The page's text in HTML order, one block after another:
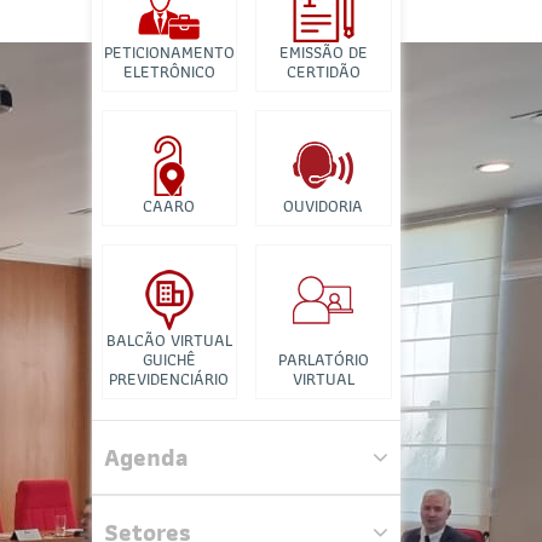
Banco de Imagens
Tutorial para
Videconferência
PETICIONAMENTO
ELETRÔNICO
EMISSÃO DE
CERTIDÃO
CAARO OUVIDORIA
BALCÃO VIRTUAL
GUICHÊ
PREVIDENCIÁRIO
PARLATÓRIO
VIRTUAL
Agenda
Setores
Comissão Especial de Propriedade
Intelectual
Comissão de Assuntos
Penitenciários